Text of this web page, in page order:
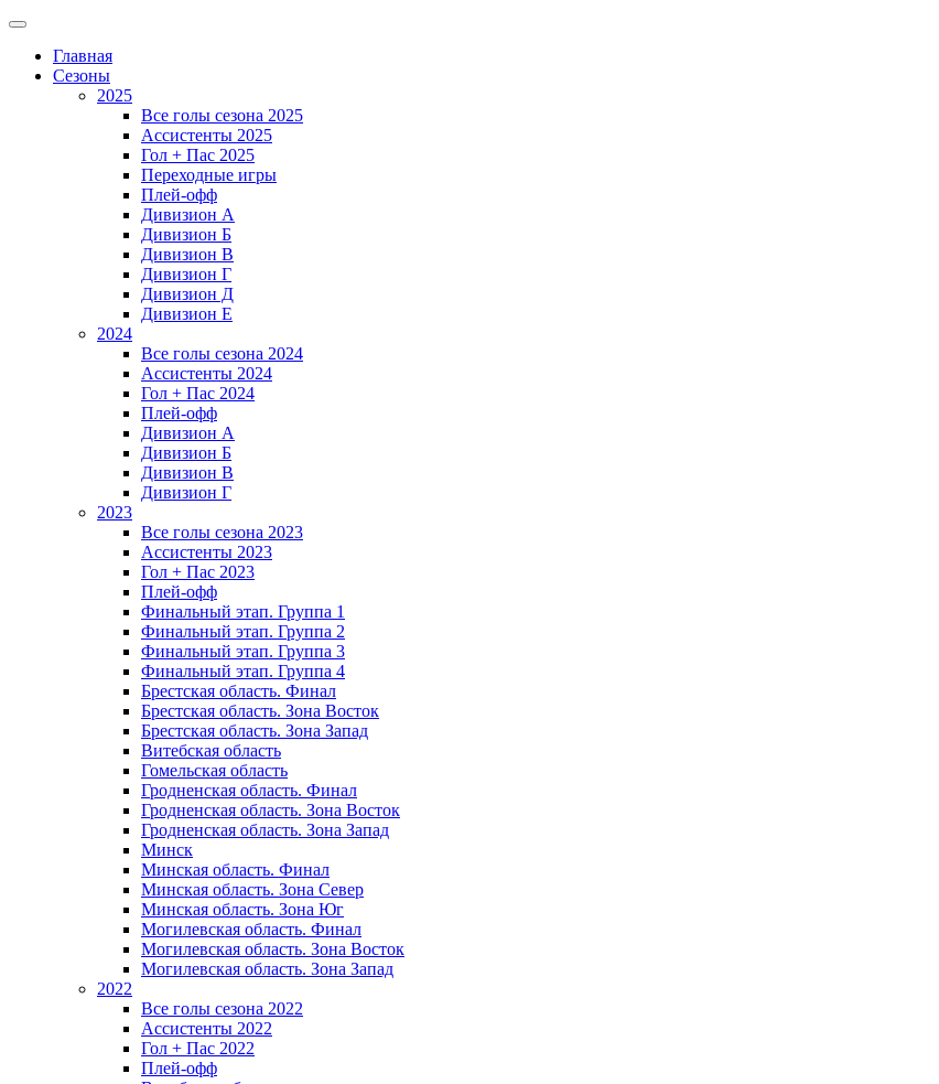
Главная
Сезоны
2025
Все голы сезона 2025
Ассистенты 2025
Гол + Пас 2025
Переходные игры
Плей-офф
Дивизион A
Дивизион Б
Дивизион В
Дивизион Г
Дивизион Д
Дивизион Е
2024
Все голы сезона 2024
Ассистенты 2024
Гол + Пас 2024
Плей-офф
Дивизион A
Дивизион Б
Дивизион В
Дивизион Г
2023
Все голы сезона 2023
Ассистенты 2023
Гол + Пас 2023
Плей-офф
Финальный этап. Группа 1
Финальный этап. Группа 2
Финальный этап. Группа 3
Финальный этап. Группа 4
Брестская область. Финал
Брестская область. Зона Восток
Брестская область. Зона Запад
Витебская область
Гомельская область
Гродненская область. Финал
Гродненская область. Зона Восток
Гродненская область. Зона Запад
Минск
Минская область. Финал
Минская область. Зона Север
Минская область. Зона Юг
Могилевская область. Финал
Могилевская область. Зона Восток
Могилевская область. Зона Запад
2022
Все голы сезона 2022
Ассистенты 2022
Гол + Пас 2022
Плей-офф